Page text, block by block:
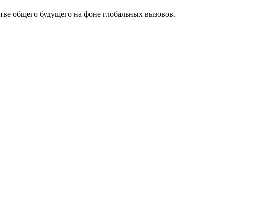
общего будущего на фоне глобальных вызовов.